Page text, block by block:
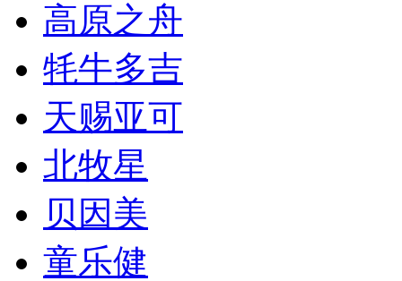
高原之舟
牦牛多吉
天赐亚可
北牧星
贝因美
童乐健